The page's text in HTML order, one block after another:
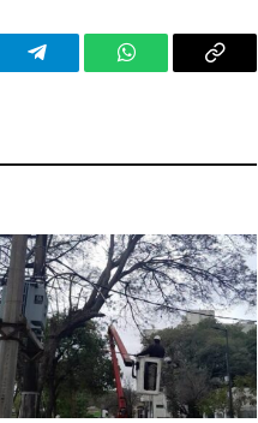
Telegram WhatsAppCopy